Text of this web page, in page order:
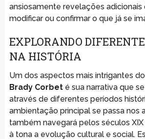
ansiosamente revelações adicionais
modificar ou confirmar o que já se
EXPLORANDO
NA HISTÓRIA
Um dos aspectos mais intrigantes
Brady Corbeté sua narrativa que
através de diferentes períodos
ambientação principal se passa nos
também navegará pelos séculos XIX
à tona a evolução cultural e social.